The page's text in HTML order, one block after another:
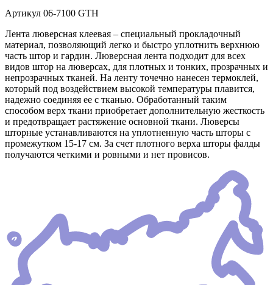
Артикул 06-7100 GTH
Лента люверсная клеевая – специальный прокладочный
материал, позволяющий легко и быстро уплотнить верхнюю
часть штор и гардин. Люверсная лента подходит для всех
видов штор на люверсах, для плотных и тонких, прозрачных и
непрозрачных тканей. На ленту точечно нанесен термоклей,
который под воздействием высокой температуры плавится,
надежно соединяя ее с тканью. Обработанный таким
способом верх ткани приобретает дополнительную жесткость
и предотвращает растяжение основной ткани. Люверсы
шторные устанавливаются на уплотненную часть шторы с
промежутком 15-17 см. За счет плотного верха шторы фалды
получаются четкими и ровными и нет провисов.